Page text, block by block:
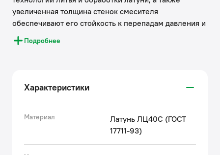
увеличенная толщина стенок смесителя
обеспечивают его стойкость к перепадам давления и
температур.
Увеличенное никель-хромовое покрытие полностью
течение всего срока службы изделия.
Благодаря гладкой внутренней поверхности
механизмах и аэратору он имеет минимальный
Подробнее
Характеристики
Материал
Латунь ЛЦ40C (ГОСТ
17711-93)